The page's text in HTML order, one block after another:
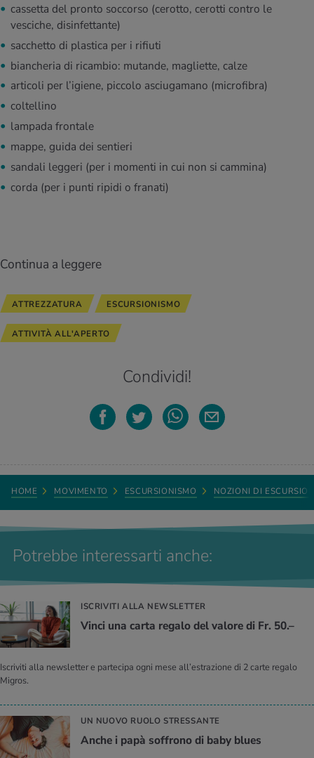
cassetta del pronto soccorso (cerotto, cerotti contro le
vesciche, disinfettante)
sacchetto di plastica per i rifiuti
biancheria di ricambio: mutande, magliette, calze
articoli per l’igiene, piccolo asciugamano (microfibra)
coltellino
lampada frontale
mappe, guida dei sentieri
sandali leggeri (per i momenti in cui non si cammina)
corda (per i punti ripidi o franati)
Continua a leggere
ATTREZZATURA ESCURSIONISMO
ATTIVITÀ ALL'APERTO
Condividi!
HOME MOVIMENTO ESCURSIONISMO NOZIONI DI
Potrebbe interessarti anche:
ISCRIVITI ALLA NEWSLETTER
Vinci una carta regalo del valore di Fr. 50.–
Iscriviti alla newsletter e partecipa ogni mese all’estrazione di 2 carte regalo
Migros.
UN NUOVO RUOLO STRESSANTE
Anche i papà soffrono di baby blues